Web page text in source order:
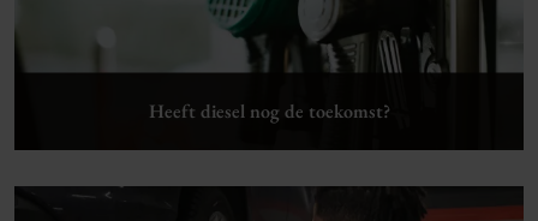
Heeft diesel nog de toekomst?